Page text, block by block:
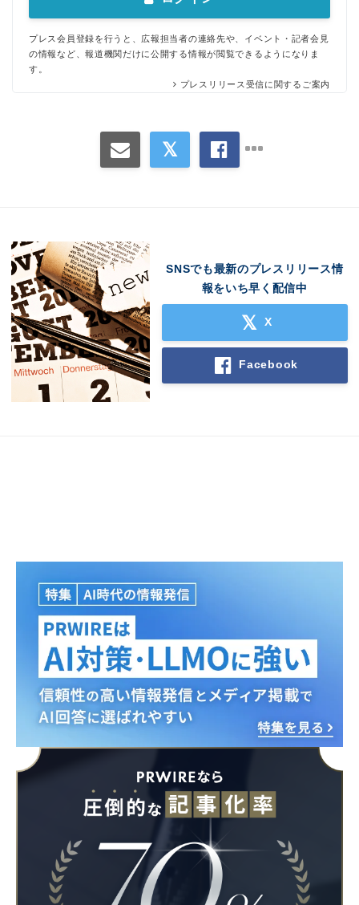
プレス会員登録を行うと、広報担当者の連絡先や、イベント・記者会見
の情報など、報道機関だけに公開する情報が閲覧できるようになりま
す。
プレスリリース受信に関するご案内
SNSでも最新のプレスリリース情
報をいち早く配信中
X
Facebook